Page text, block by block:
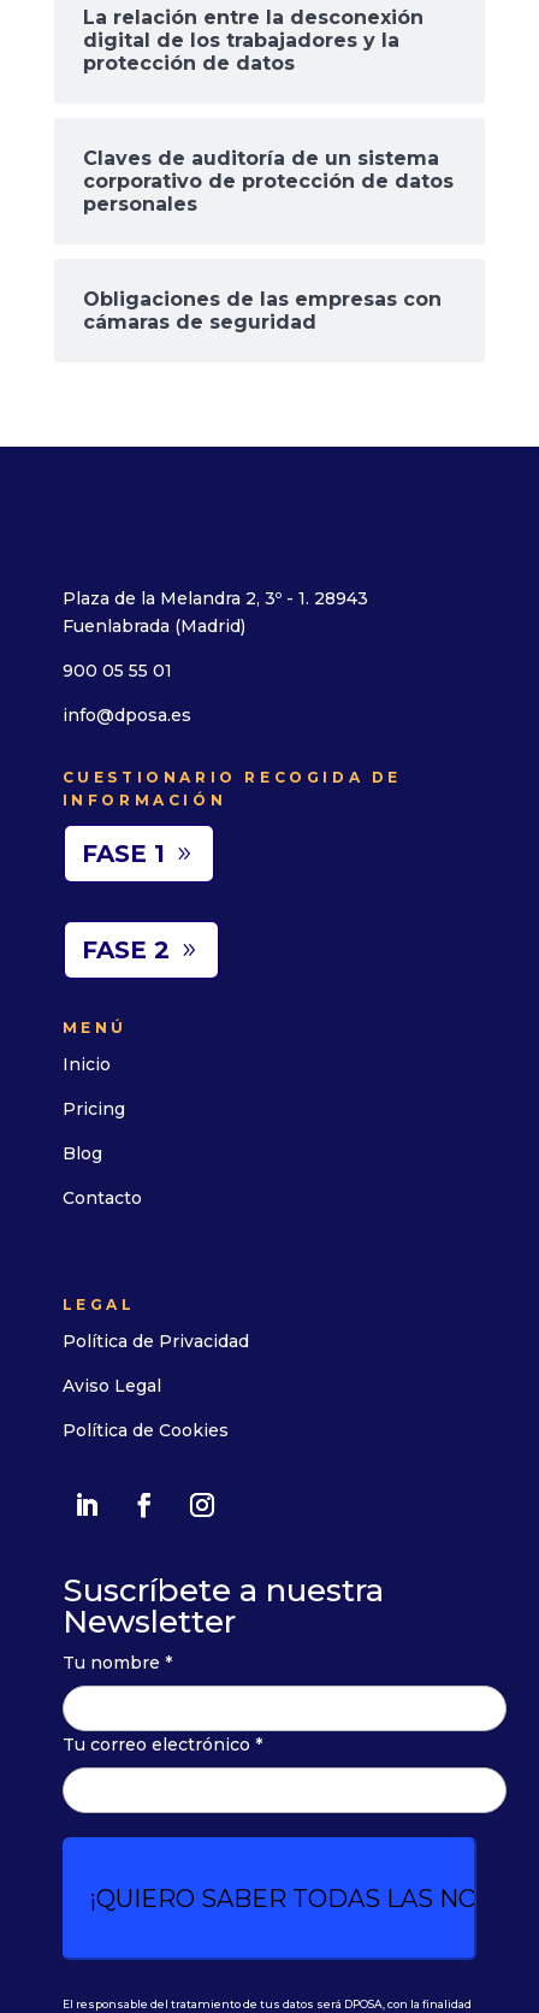
La relación entre la desconexión
digital de los trabajadores y la
protección de datos
Claves de auditoría de un sistema
corporativo de protección de datos
personales
Obligaciones de las empresas con
cámaras de seguridad
Plaza de la Melandra 2, 3º - 1. 28943
Fuenlabrada (Madrid)
900 05 55 01
info@dposa.es
CUESTIONARIO RECOGIDA DE
INFORMACIÓN
FASE 1
FASE 2
MENÚ
Inicio
Pricing
Blog
Contacto
LEGAL
Política de Privacidad
Aviso Legal
Política de Cookies
Suscríbete a nuestra
Newsletter
Tu nombre *
Tu correo electrónico *
El responsable del tratamiento de tus datos será DPOSA, con la finalidad